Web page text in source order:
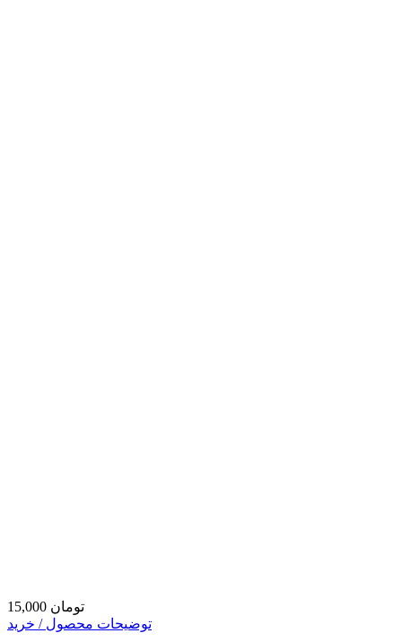
15,000 تومان
توضیحات محصول / خرید